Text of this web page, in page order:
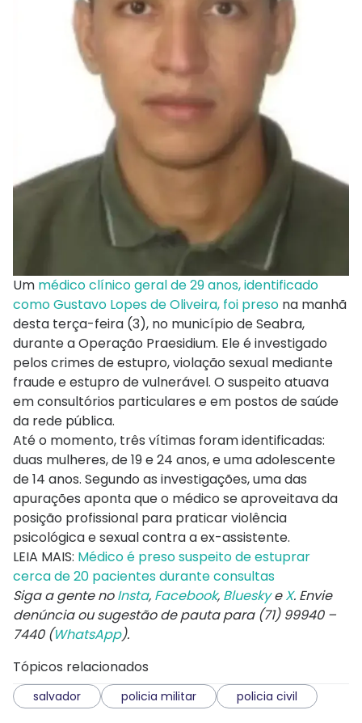
Um médico clínico geral de 29 anos, identificado
como Gustavo Lopes de Oliveira, foi preso na manhã
desta terça-feira (3), no município de Seabra,
durante a Operação Praesidium. Ele é investigado
pelos crimes de estupro, violação sexual mediante
fraude e estupro de vulnerável. O suspeito atuava
em consultórios particulares e em postos de saúde
da rede pública.
Até o momento, três vítimas foram identificadas:
duas mulheres, de 19 e 24 anos, e uma adolescente
de 14 anos. Segundo as investigações, uma das
apurações aponta que o médico se aproveitava da
posição profissional para praticar violência
psicológica e sexual contra a ex-assistente.
LEIA MAIS: Médico é preso suspeito de estuprar
cerca de 20 pacientes durante consultas
Siga a gente noInsta, Facebook, BlueskyeX. Envie
denúncia ou sugestão de pauta para (71) 99940 –
7440 (WhatsApp).
Tópicos relacionados
salvador policia militar policia civil